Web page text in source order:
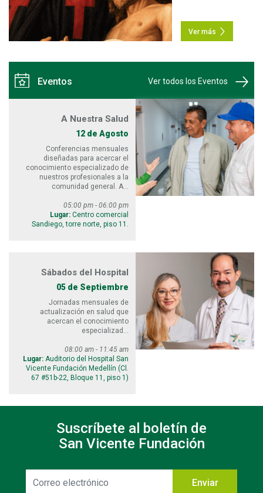
Ver más
Eventos Ver todos los Eventos
A Nuestra Salud
12 de Agosto
Conferencias mensuales
diseñadas para acercar el
conocimiento especializado de
nuestros profesionales a la
comunidad general. A...
05:00 pm - 06:00 pm
Lugar: Centro comercial
Sandiego, torre norte, piso 11.
Sábados del Hospital
05 de Septiembre
Jornadas mensuales de
actualización en salud que
acercan el conocimiento
especializad...
08:00 am - 11:45 am
Lugar: Auditorio del Hospital San
Vicente Fundación Medellín (Cl.
67 #51b-22, Bloque 11, piso 1)
Suscríbete al boletín de
San Vicente Fundación
electrónico
Enviar